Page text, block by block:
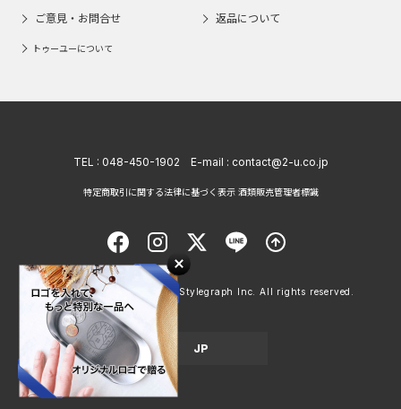
ご意見・お問合せ 返品について
トゥーユーについて
TEL : 048-450-1902 E-mail : contact@2-u.co.jp
特定商取引に関する法律に基づく表示 酒類販売管理者標識
Copyright © 1998 - 2026 Stylegraph Inc. All rights reserved.
JP